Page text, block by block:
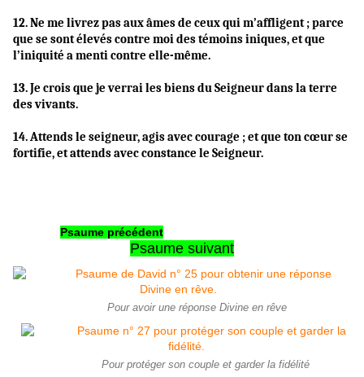
12.Ne me livrez pas aux âmes de ceux qui m’affligent ; parce
que se sont élevés contre moi des témoins iniques, et que
l’iniquité a menti contre elle-même.
13. Je crois que je verrai les biens du Seigneur dans la terre
des vivants.
14. Attends le seigneur, agis avec courage ; et que ton cœur se
fortifie, et attends avec constance le Seigneur.
Psaume précédent
Psaume suivant
Pour avoir une réponse Divine en rêve
Pour protéger son couple et garder la fidélité